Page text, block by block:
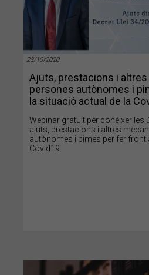
23/10/2020
Ajuts, prestacions i
persones autònomes i
la situació actual de la
Webinar gratuït per conèixer les
ajuts, prestacions i altres
autònomes i pimes per fer front
Covid19